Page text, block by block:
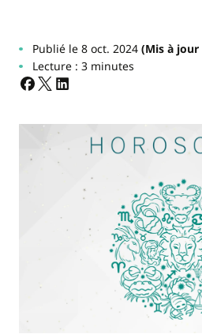
Publié le 8 oct. 2024(Mis à jour
Lecture : 3 minutes